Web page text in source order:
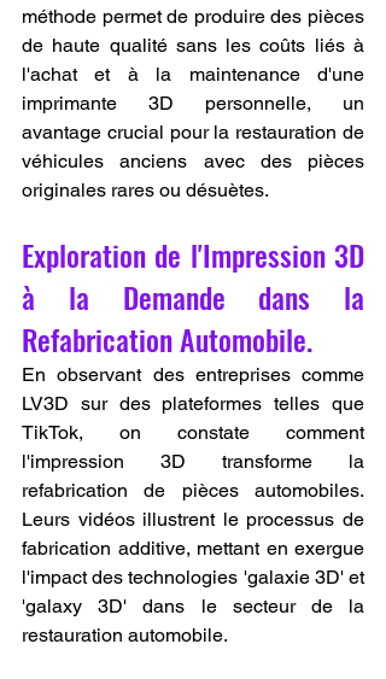
méthode permet de produire des pièces
de haute qualité sans les coûts liés à
l'achat et à la maintenance d'une
imprimante 3D personnelle, un
avantage crucial pour la restauration de
véhicules anciens avec des pièces
originales rares ou désuètes.
Exploration de l'Impression 3D
à la Demande dans la
Refabrication Automobile.
En observant des entreprises comme
LV3D sur des plateformes telles que
TikTok, on constate comment
l'impression 3D transforme la
refabrication de pièces automobiles.
Leurs vidéos illustrent le processus de
fabrication additive, mettant en exergue
l'impact des technologies 'galaxie 3D' et
'galaxy 3D' dans le secteur de la
restauration automobile.